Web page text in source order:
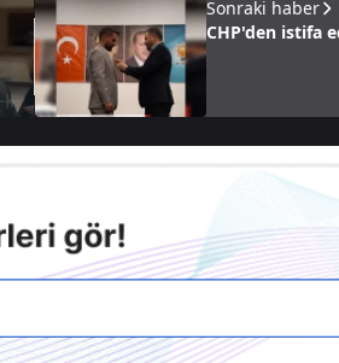
Sonraki haber
CHP'den istifa